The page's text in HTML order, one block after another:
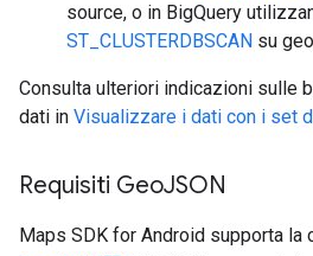
source, o in BigQuery
ST_CLUSTERDBSCAN su
Consulta ulteriori indicazioni sulle
dati in Visualizzare i dati con i set
Requisiti GeoJSON
Maps SDK for Android supporta la